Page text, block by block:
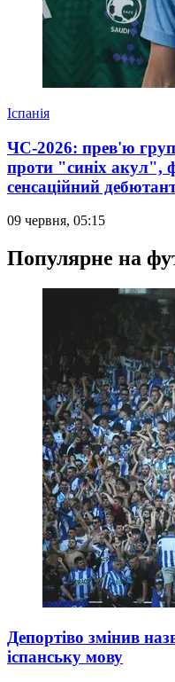
Іспанія
ЧС-2026: прев'ю
проти "синіх акул",
сенсаційний
09 червня, 05:15
Популярне на
Депортіво змінив
іспанську мову